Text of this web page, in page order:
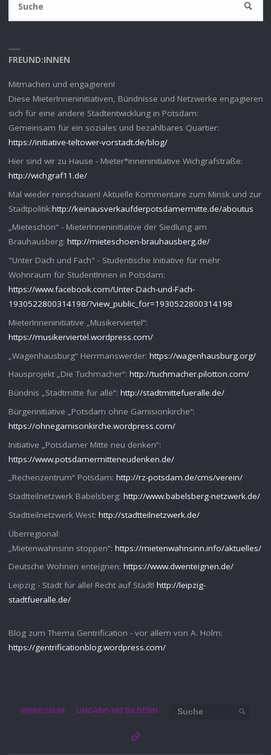
SUCHE
FREUND:INNEN
Mitmachen und engagieren!
Diese MieterInneninitiativen, Bündnisse und Netzwerke engagieren
sich für eine andere Stadtentwicklung in Potsdam:
Gemeinsam für ein soziales und bezahlbares Quartier:
https://initiative-teltower-vorstadt.de/blog/
Hier sind wir zu Hause - Mieter*inneninitiative Wichgrafstraße:
http://wichgraf11.de/
Mal wieder reinschauen! Aktuelle Kommentare zum Minsk und zur
Stadtpolitik:http://keinausverkaufderpotsdamermitte.de/aboutus
„Mieteschön“ - MieterInneninitiative der Siedlung am
Brauhausberg: http://mieteschoen-brauhausberg.de/
"Unter Dach und Fach" - Studentische Initiative für mehr
Wohnraum für StudentInnen in Potsdam:
https://www.facebook.com/Unter-Dach-und-Fach-
1930522800314198/?view_public_for=1930522800314198
MieterInneninitiative „Musikerviertel“:
https://musikerviertel.wordpress.com/
„Wagenhausburg“ Herrmanswerder: https://wagenhausburg.org/
Hausprojekt „Die Tuchmacher“: http://tuchmacher.pilotton.com/
Bündnis „Stadtmitte für alle“: http://stadtmittefueralle.de/
Bürgerinitiative „Potsdam ohne Garnisionkirche“:
https://ohnegarnisonkirche.wordpress.com/
Initiative „Potsdamer Mitte neu denken“:
https://www.potsdamermitteneudenken.de/
„Rechenzentrum“ Potsdam: http://rz-potsdam.de/cms/verein/
Stadtteilnetzwerk Babelsberg: http://www.babelsberg-netzwerk.de/
Stadtteilnetzwerk West: http://stadtteilnetzwerk.de/
Überregional:
„Mietenwahnsinn stoppen“: https://mietenwahnsinn.info/aktuelles/
Deutsche Wohnen enteignen: https://www.dwenteignen.de/
Leipzig - Stadt für alle! Recht auf Stadt! http://leipzig-
stadtfueralle.de/
Blog zum Thema Gentrification - vor allem von A. Holm:
https://gentrificationblog.wordpress.com/
IMPRESSUM UMGANG MIT BILDERN SUCHE